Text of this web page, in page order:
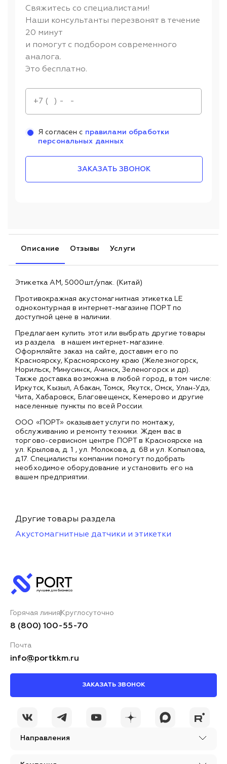
Свяжитесь со специалистами!
Наши консультанты перезвонят в течение
20 минут
и помогут с подбором современного
аналога.
Это бесплатно.
Я согласен с правилами обработки
персональных данных
ЗАКАЗАТЬ ЗВОНОК
Описание Отзывы Услуги
Этикетка AM, 5000шт/упак. (Китай)
Противокражная акустомагнитная этикетка LE
одноконтурная в интернет-магазине ПОРТ по
доступной цене в наличии.
Предлагаем купить этот или выбрать другие товары
из раздела
в нашем интернет-магазине.
Оформляйте заказ на сайте, доставим его по
Красноярску, Красноярскому краю (Железногорск,
Норильск, Минусинск, Ачинск, Зеленогорск и др).
Также доставка возможна в любой город, в том числе:
Иркутск, Кызыл, Абакан, Томск, Якутск, Омск, Улан-Удэ,
Чита, Хабаровск, Благовещенск, Кемерово и другие
населенные пункты по всей России.
ООО «ПОРТ» оказывает услуги по монтажу,
обслуживанию и ремонту техники. Ждем вас в
торгово-сервисном центре ПОРТ в Красноярске на
ул. Крылова, д. 1 , ул. Молокова, д. 68 и ул. Копылова,
д.17. Специалисты компании помогут подобрать
необходимое оборудование и установить его на
вашем предприятии.
Другие товары раздела
Акустомагнитные датчики и этикетки
Направления
Горячая линия Круглосуточно
8 (800) 100-55-70
Почта
info@portkkm.ru
ЗАКАЗАТЬ ЗВОНОК